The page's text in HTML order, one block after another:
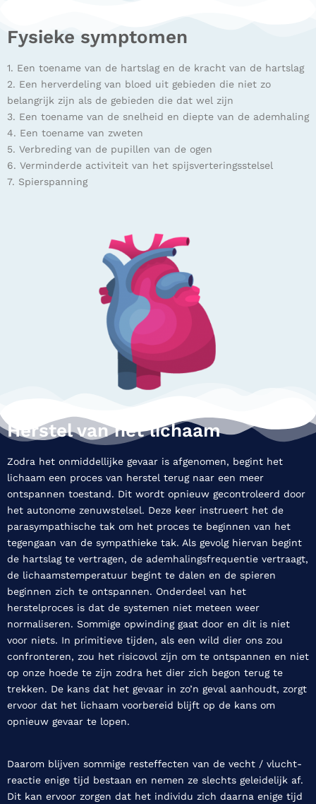
Fysieke symptomen
1. Een toename van de hartslag en de kracht van de hartslag
2. Een herverdeling van bloed uit gebieden die niet zo
belangrijk zijn als de gebieden die dat wel zijn
3. Een toename van de snelheid en diepte van de ademhaling
4. Een toename van zweten
5. Verbreding van de pupillen van de ogen
6. Verminderde activiteit van het spijsverteringsstelsel
7. Spierspanning
Herstel van het lichaam
Zodra het onmiddellijke gevaar is afgenomen, begint het
lichaam een proces van herstel terug naar een meer
ontspannen toestand. Dit wordt opnieuw gecontroleerd door
het autonome zenuwstelsel. Deze keer instrueert het de
parasympathische tak om het proces te beginnen van het
tegengaan van de sympathieke tak. Als gevolg hiervan begint
de hartslag te vertragen, de ademhalingsfrequentie vertraagt,
de lichaamstemperatuur begint te dalen en de spieren
beginnen zich te ontspannen. Onderdeel van het
herstelproces is dat de systemen niet meteen weer
normaliseren. Sommige opwinding gaat door en dit is niet
voor niets. In primitieve tijden, als een wild dier ons zou
confronteren, zou het risicovol zijn om te ontspannen en niet
op onze hoede te zijn zodra het dier zich begon terug te
trekken. De kans dat het gevaar in zo’n geval aanhoudt, zorgt
ervoor dat het lichaam voorbereid blijft op de kans om
opnieuw gevaar te lopen.
Daarom blijven sommige resteffecten van de vecht / vlucht-
reactie enige tijd bestaan en nemen ze slechts geleidelijk af.
Dit kan ervoor zorgen dat het individu zich daarna enige tijd